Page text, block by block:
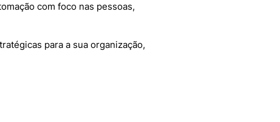
com foco nas pessoas,
para a sua organização,